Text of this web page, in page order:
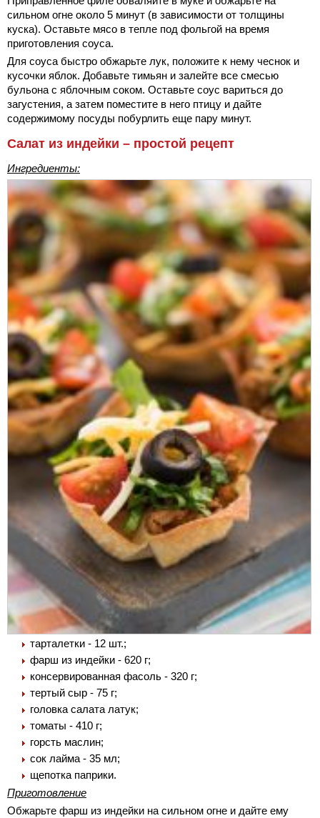
сильном огне около 5 минут (в зависимости от толщины
куска). Оставьте мясо в тепле под фольгой на время
приготовления соуса.
Для соуса быстро обжарьте лук, положите к нему чеснок и
кусочки яблок. Добавьте тимьян и залейте все смесью
бульона с яблочным соком. Оставьте соус вариться до
загустения, а затем поместите в него птицу и дайте
содержимому посуды побурлить еще пару минут.
Салат из индейки – простой рецепт
Ингредиенты:
тарталетки - 12 шт.;
фарш из индейки - 620 г;
консервированная фасоль - 320 г;
тертый сыр - 75 г;
головка салата латук;
томаты - 410 г;
горсть маслин;
сок лайма - 35 мл;
щепотка паприки.
Приготовление
Обжарьте фарш из индейки на сильном огне и дайте ему